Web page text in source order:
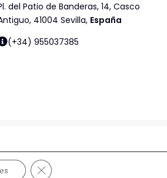
del Patio de Banderas, 14, Casco
41004 Sevilla, España
(+34) 955037385
de Seguridad de la Información
Cerrar el banner de cookies